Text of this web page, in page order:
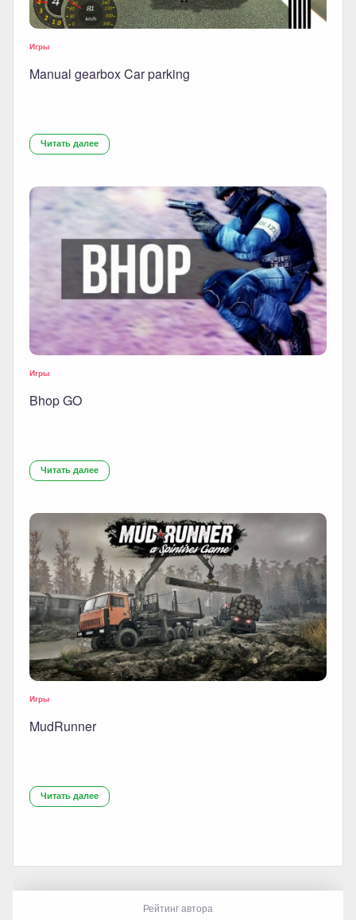
Игры
Manual gearbox Car parking
Читать далее
Игры
Bhop GO
Читать далее
Игры
MudRunner
Читать далее
Рейтинг автора